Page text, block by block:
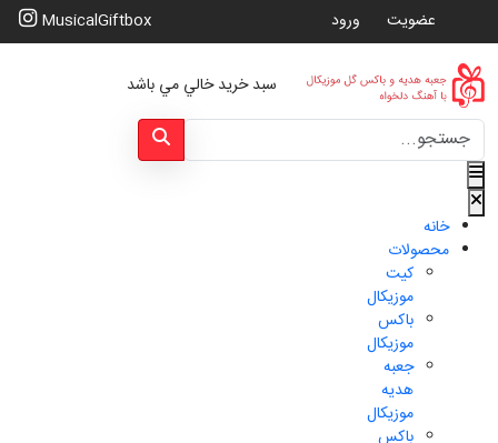
عضویت ورود MusicalGiftbox
Type 2 or more characters for results.
سبد خرید خالي مي باشد
خانه
محصولات
کیت
موزیکال
باکس
موزیکال
جعبه
هدیه
موزیکال
باکس